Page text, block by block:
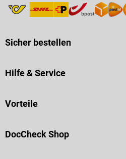
Sicher bestellen
Hilfe & Service
Vorteile
DocCheck Shop